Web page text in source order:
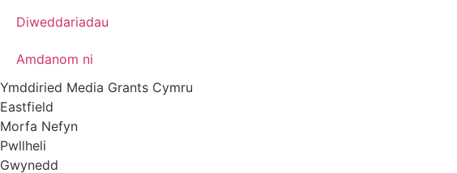
Diweddariadau
Amdanom ni
Ymddiried Media Grants Cymru
Eastfield
Morfa Nefyn
Pwllheli
Gwynedd